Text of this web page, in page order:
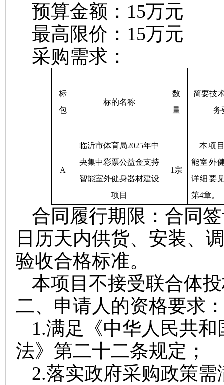
预算金额： 15万元
最高限价： 15万元
采购需求：
标
包
标的名称
数
量
简要技
务
A
临沂市体育局2025年中
央集中彩票公益金支持
智能室外健身器材建设
项目
1宗
本项
能室外
详细要
第4章。
合同履行期限： 合同
日历天内供货、安装、
验收合格标准。
本项目不接受联合体
二、申请人的资格要求
1.满足《中华人民共和
法》第二十二条规定；
2.落实政府采购政策